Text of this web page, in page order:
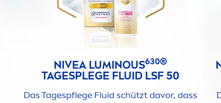
NIVEA LUMINOUS630®
TAGESPLEGE FLUID LSF 50
Das Tagespflege Fluid schützt davor, dass